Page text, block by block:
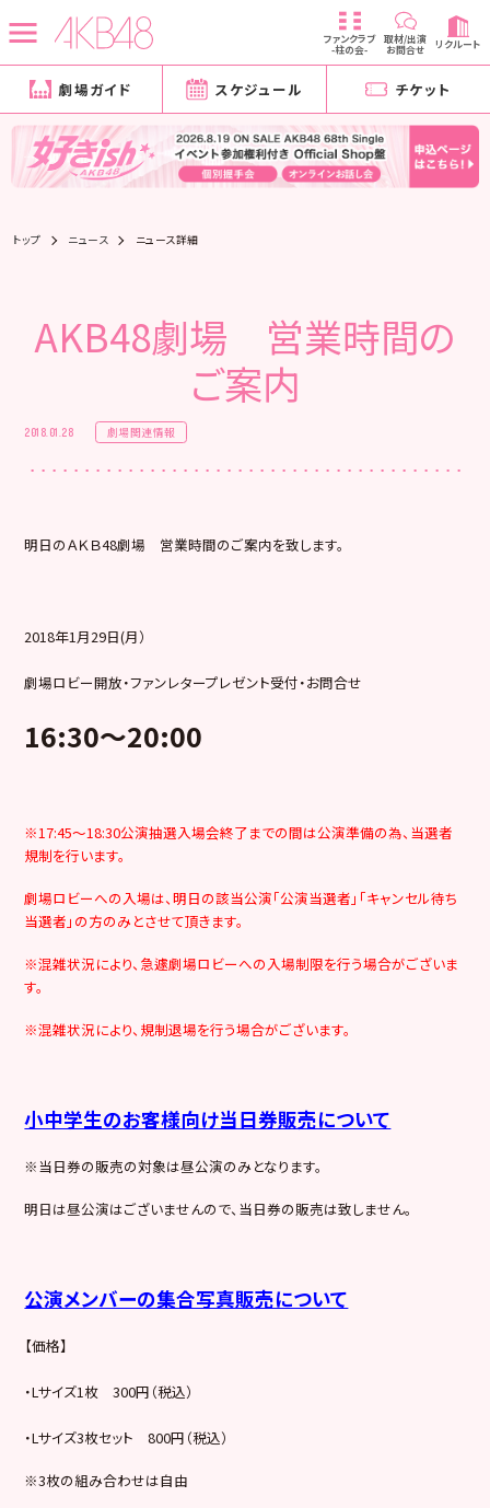
ファンクラブ
-柱の会-
取材/出演
お問合せ リクルート
劇場ガイド スケジュール チケット
トップ ニュース ニュース詳細
AKB48劇場 営業時間の
ご案内
2018.01.28 劇場関連情報
明日のＡＫＢ48劇場 営業時間のご案内を致します。
2018年1月29日(月）
劇場ロビー開放・ファンレタープレゼント受付・お問合せ
16:30～20:00
※17:45～18:30公演抽選入場会終了までの間は公演準備の為、当選者
規制を行います。
劇場ロビーへの入場は、明日の該当公演「公演当選者」「キャンセル待ち
当選者」の方のみとさせて頂きます。
※混雑状況により、急遽劇場ロビーへの入場制限を行う場合がございま
す。
※混雑状況により、規制退場を行う場合がございます。
小中学生のお客様向け当日券販売について
※当日券の販売の対象は昼公演のみとなります。
明日は昼公演はございませんので、当日券の販売は致しません。
公演メンバーの集合写真販売について
【価格】
・Lサイズ1枚 300円（税込）
・Lサイズ3枚セット 800円（税込）
※3枚の組み合わせは自由